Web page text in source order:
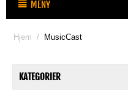
MENY
Hjem / MusicCast
KATEGORIER